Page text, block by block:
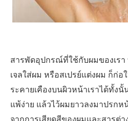
สารพัดอุปกรณ์ที่ใช้กับผมของเร
เจลใส่ผม หรือสเปรย์แต่งผม ก็ก่
ระคายเคืองบนผิวหน้าเราได้ทั้ง
แพ้ง่าย แล้วไว้ผมยาวลงมาปรกห